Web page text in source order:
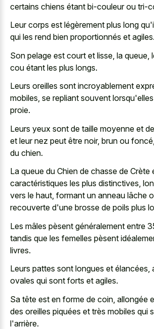
certains chiens étant bi-couleur ou tri-
Leur corps est légèrement plus long
qui les rend bien proportionnés et agiles.
Son pelage est court et lisse, la queue,
cou étant les plus longs.
Leurs oreilles sont incroyablement
mobiles, se repliant souvent
proie.
Leurs yeux sont de taille moyenne et
et leur nez peut être noir, brun ou
du chien.
La queue du Chien de chasse de Crète
caractéristiques les plus distinctives,
vers le haut, formant un anneau lâche
recouverte d'une brosse de poils plus
Les mâles pèsent généralement entre
tandis que les femelles pèsent
livres.
Leurs pattes sont longues et élancées,
ovales qui sont forts et agiles.
Sa tête est en forme de coin, allongée
des oreilles piquées et très mobiles qui
l'arrière.